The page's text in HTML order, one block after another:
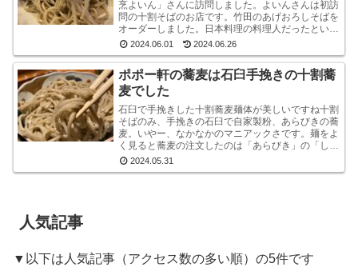
烹よいん」さんに訪問しました。よいんさんは初訪
問の十割そばのお店です。竹田のあげおろしそばを
オーダーしました。日本料理の料理人だったという
店主が蕎麦屋として運営されています。メニューは
2024.06.01 2024.06.26
ポポー軒の蕎麦は石臼手挽きの十割蕎
麦でした
石臼で手挽きした十割蕎麦麺体が美しいですね十割
そばのみ、手挽きの石臼で自家製粉、あらびきの蕎
麦。いやー、なかなかのマニアックさです。麺をよ
く見ると蕎麦の注文したのは「あらびき」の「しょ
うゆおろし」と「塩おろし」の二種です。温かい蕎
2024.05.31
人気記事
▼以下は人気記事（アクセス数の多い順）の5件です